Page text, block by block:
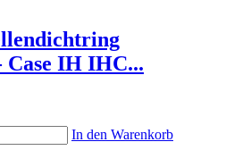
Case IH IHC...
In den Warenkorb